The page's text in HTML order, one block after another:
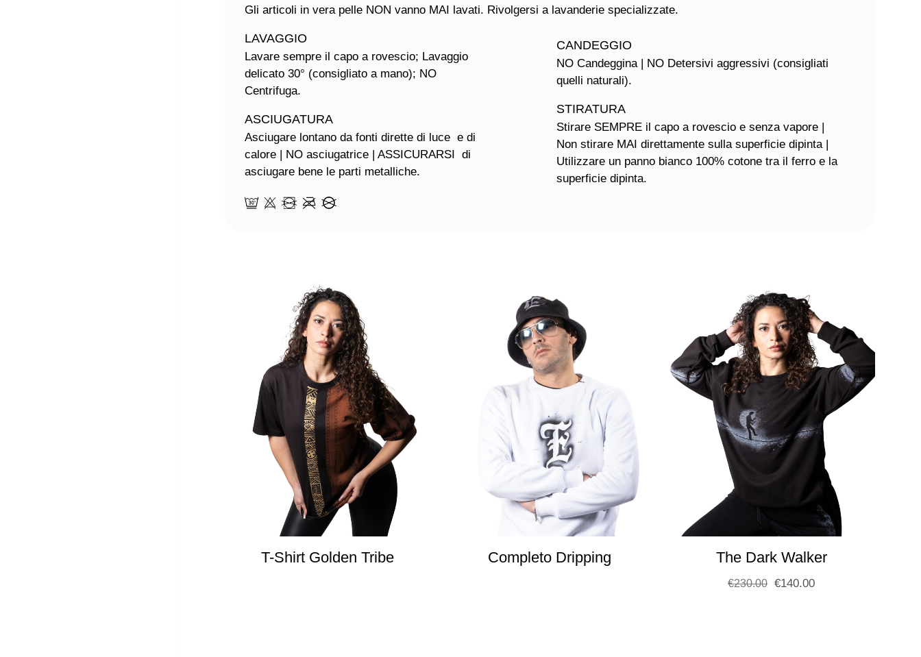
Gli articoli in vera pelle NON vanno MAI lavati. Rivolgersi a lavanderie specializzate.
LAVAGGIO
Lavare sempre il capo a rovescio; Lavaggio
delicato 30° (consigliato a mano); NO
Centrifuga.
ASCIUGATURA
Asciugare lontano da fonti dirette di luce e di
calore | NO asciugatrice | ASSICURARSI di
asciugare bene le parti metalliche.
CANDEGGIO
NO Candeggina | NO Detersivi aggressivi (consigliati
quelli naturali).
STIRATURA
Stirare SEMPRE il capo a rovescio e senza vapore |
Non stirare MAI direttamente sulla superficie dipinta |
Utilizzare un panno bianco 100% cotone tra il ferro e la
superficie dipinta.
T-Shirt Golden Tribe Completo Dripping The Dark Walker
€230.00 €140.00